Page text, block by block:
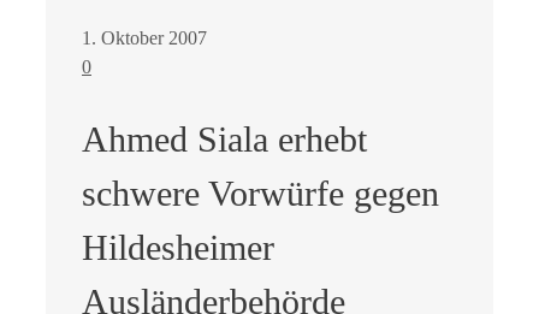
1. Oktober 2007
0
Ahmed Siala erhebt
schwere Vorwürfe gegen
Hildesheimer
Ausländerbehörde